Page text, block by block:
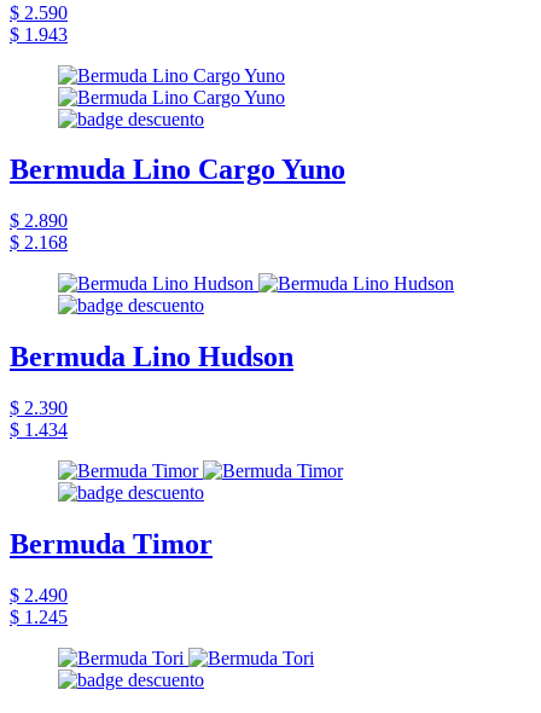
$ 2.590
$ 1.943
Bermuda Lino Cargo Yuno
$ 2.890
$ 2.168
Bermuda Lino Hudson
$ 2.390
$ 1.434
Bermuda Timor
$ 2.490
$ 1.245